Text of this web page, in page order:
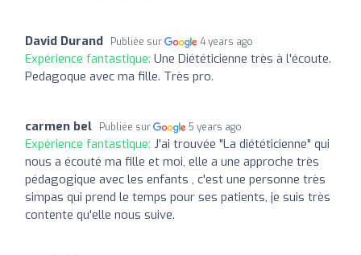
David Durand Publiée sur 4 years ago
Expérience fantastique: Une Diététicienne très à l'écoute.
Pedagoque avec ma fille. Très pro.
carmen bel Publiée sur 5 years ago
Expérience fantastique: J'ai trouvée "La diététicienne" qui
nous a écouté ma fille et moi, elle a une approche très
pédagogique avec les enfants , c'est une personne très
simpas qui prend le temps pour ses patients, je suis très
contente qu'elle nous suive.